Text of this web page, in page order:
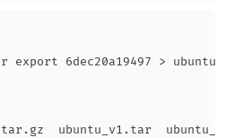
export 6dec20a19497 >
ubuntu_v1.tar